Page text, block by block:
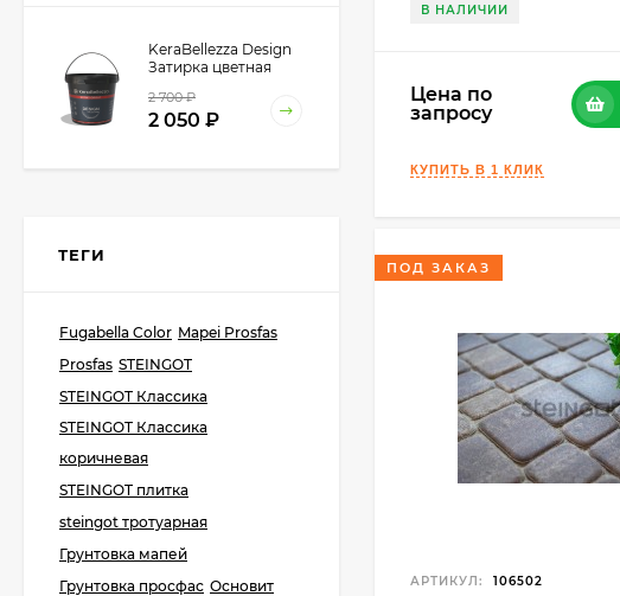
В НАЛИЧИИ
Цена по
запросу
ПОД ЗАКАЗ
АРТИКУЛ: 106502
KeraBellezza Design
Затирка цветная
2 700
2 050
Kerabellezza Neutro
База для Color Agent 1
кг.
1 950
Kerakoll Fuga-Soap
Eco Моющее
3 450 ₽
ТЕГИ
Fugabella Color Mapei Prosfas
Prosfas STEINGOT
STEINGOT Классика
STEINGOT Классика
коричневая
STEINGOT плитка
steingot тротуарная
Грунтовка мапей
Грунтовка просфас Основит